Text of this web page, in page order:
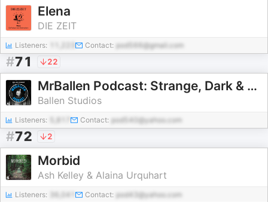
Elena
DIE ZEIT
Listeners: Contact: pod566@gmail.com
#71 22
MrBallen Podcast: Strange, Dark & Mysterious Stories
Ballen Studios
Listeners: Contact: pod540@yahoo.com
#72 2
Morbid
Ash Kelley & Alaina Urquhart
Listeners: 36,041 Contact: pod43@yahoo.com